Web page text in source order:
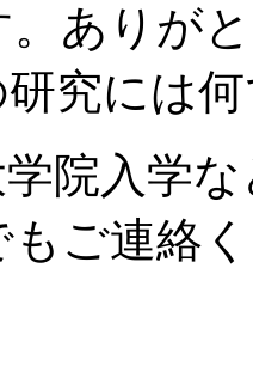
。ありが
究には
院入学
もご連絡